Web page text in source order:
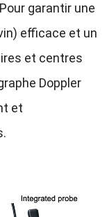
garantir une
efficace et un
et centres
Doppler
et